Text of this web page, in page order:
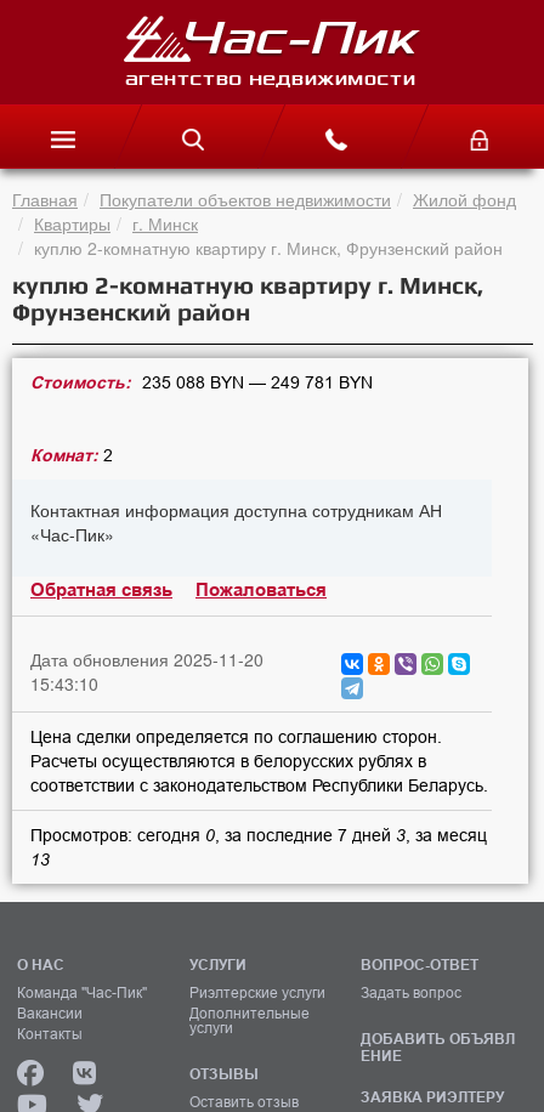
Главная Покупатели объектов недвижимости
Жилой фонд
Квартиры
г. Минск
куплю 2-комнатную квартиру г. Минск, Фрунзенский район
куплю 2-комнатную квартиру г. Минск,
Фрунзенский район
Стоимость: 235 088 BYN — 249 781 BYN
Комнат: 2
Контактная информация доступна сотрудникам АН
«Час-Пик»
Обратная связь Пожаловаться
Дата обновления 2025-11-20
15:43:10
Цена сделки определяется по соглашению сторон.
Расчеты осуществляются в белорусских рублях в
соответствии с законодательством Республики Беларусь.
Просмотров: сегодня 0 , за последние 7 дней 3 , за месяц
13
О НАС
Команда "Час-Пик"
Вакансии
Контакты
УСЛУГИ
Риэлтерские услуги
Дополнительные
услуги
ОТЗЫВЫ
Оставить отзыв
ВОПРОС-ОТВЕТ
Задать вопрос
ДОБАВИТЬ ОБЪЯВЛ
ЕНИЕ
ЗАЯВКА РИЭЛТЕРУ